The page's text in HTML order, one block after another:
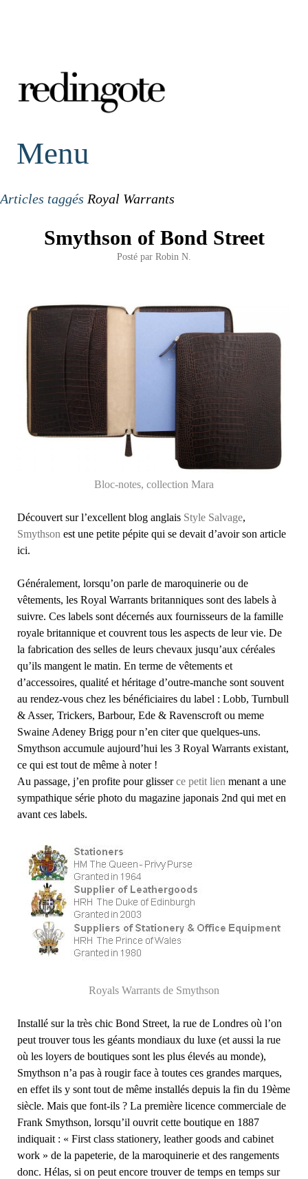
redingote.
Menu
Articles taggés Royal Warrants
Smythson of Bond Street
Posté par Robin N.
Bloc-notes, collection Mara
Découvert sur l’excellent blog anglais Style Salvage,
Smythson est une petite pépite qui se devait d’avoir son article
ici.
Généralement, lorsqu’on parle de maroquinerie ou de
vêtements, les Royal Warrants britanniques sont des labels à
suivre. Ces labels sont décernés aux fournisseurs de la famille
royale britannique et couvrent tous les aspects de leur vie. De
la fabrication des selles de leurs chevaux jusqu’aux céréales
qu’ils mangent le matin. En terme de vêtements et
d’accessoires, qualité et héritage d’outre-manche sont souvent
au rendez-vous chez les bénéficiaires du label : Lobb, Turnbull
& Asser, Trickers, Barbour, Ede & Ravenscroft ou meme
Swaine Adeney Brigg pour n’en citer que quelques-uns.
Smythson accumule aujourd’hui les 3 Royal Warrants existant,
ce qui est tout de même à noter !
Au passage, j’en profite pour glisserce petit lien menant a une
sympathique série photo du magazine japonais 2nd qui met en
avant ces labels.
Royals Warrants de Smythson
Installé sur la très chic Bond Street, la rue de Londres où l’on
peut trouver tous les géants mondiaux du luxe (et aussi la rue
où les loyers de boutiques sont les plus élevés au monde),
Smythson n’a pas à rougir face à toutes ces grandes marques,
en effet ils y sont tout de même installés depuis la fin du 19ème
siècle. Mais que font-ils ? La première licence commerciale de
Frank Smythson, lorsqu’il ouvrit cette boutique en 1887
indiquait : « First class stationery, leather goods and cabinet
work » de la papeterie, de la maroquinerie et des rangements
donc. Hélas, si on peut encore trouver de temps en temps sur